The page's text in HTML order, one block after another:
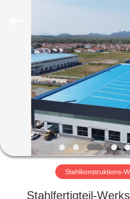
HAUS
PRODUKTE
VIDEOS
VR
SHOW
ÜBER
Stahlkonstruktions-
Stahlfertigteil-